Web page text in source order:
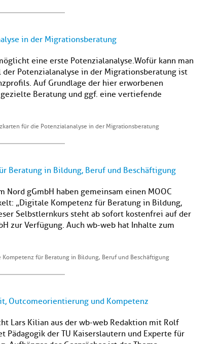
in der Migrationsberatung
eine erste Potenzialanalyse.Wofür kann man
Potenzialanalyse in der Migrationsberatung ist
Auf Grundlage der hier erworbenen
Beratung und ggf. eine vertiefende
für die Potenzialanalyse in der Migrationsberatung
Beratung in Bildung, Beruf und Beschäftigung
Nord gGmbH haben gemeinsam einen MOOC
„Digitale Kompetenz für Beratung in Bildung,
Selbstlernkurs steht ab sofort kostenfrei auf der
zur Verfügung. Auch wb-web hat Inhalte zum
für Beratung in Bildung, Beruf und Beschäftigung
Outcomeorientierung und Kompetenz
Lars Kilian aus der wb-web Redaktion mit Rolf
Pädagogik der TU Kaiserslautern und Experte für